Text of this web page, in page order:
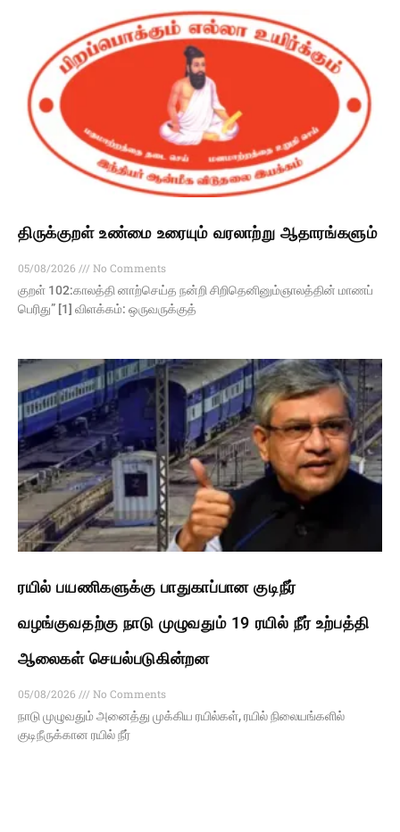
திருக்குறள் உண்மை உரையும் வரலாற்று ஆதாரங்களும்
05/08/2026
No Comments
குறள் 102:காலத்தி னாற்செய்த நன்றி சிறிதெனினும்ஞாலத்தின் மாணப்
பெரிது” [1] விளக்கம்: ஒருவருக்குத்
ரயில் பயணிகளுக்கு பாதுகாப்பான குடிநீர்
வழங்குவதற்கு நாடு முழுவதும் 19 ரயில் நீர் உற்பத்தி
ஆலைகள் செயல்படுகின்றன
05/08/2026
No Comments
நாடு முழுவதும் அனைத்து முக்கிய ரயில்கள், ரயில் நிலையங்களில்
குடிநீருக்கான ரயில் நீர்